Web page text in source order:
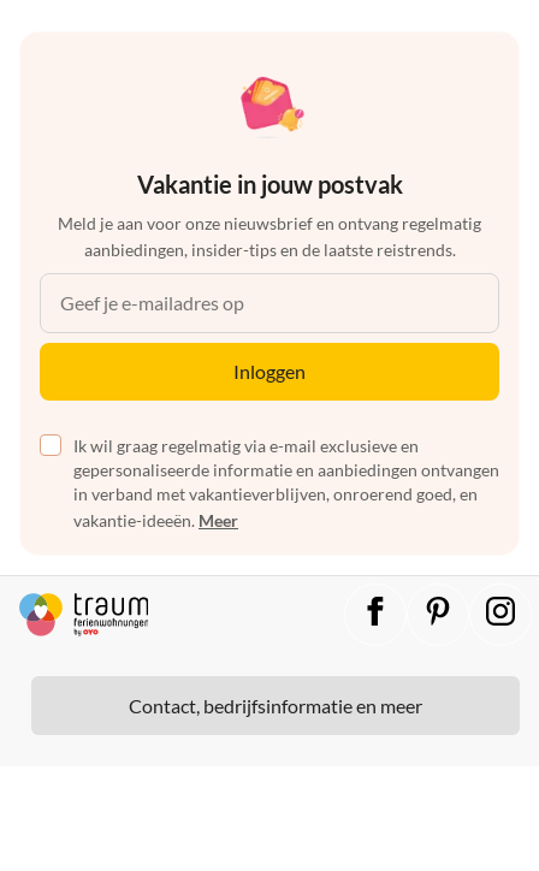
Vakantie in jouw postvak
Meld je aan voor onze nieuwsbrief en ontvang regelmatig
aanbiedingen, insider-tips en de laatste reistrends.
Inloggen
Ik wil graag regelmatig via e-mail exclusieve en
gepersonaliseerde informatie en aanbiedingen ontvangen
in verband met vakantieverblijven, onroerend goed, en
vakantie-ideeën. Meer
Contact, bedrijfsinformatie en meer